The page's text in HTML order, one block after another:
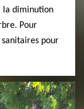
la diminution
Pour
pour